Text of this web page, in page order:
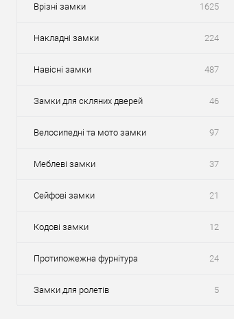
Врізні замки 1625
Накладні замки 224
Навісні замки 487
Замки для скляних дверей 46
Велосипедні та мото замки 97
Меблеві замки 37
Сейфові замки 21
Кодові замки 12
Протипожежна фурнітура 24
Замки для ролетів 5